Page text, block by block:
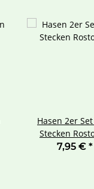
Hasen 2er
Stecken
7,95 € *